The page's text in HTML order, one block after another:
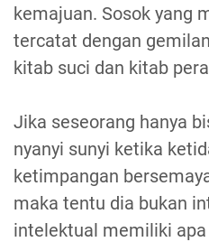
kemajuan. Sosok yang
tercatat dengan
kitab suci dan kitab
Jika seseorang hanya
nyanyi sunyi ketika
ketimpangan
maka tentu dia bukan
intelektual memiliki